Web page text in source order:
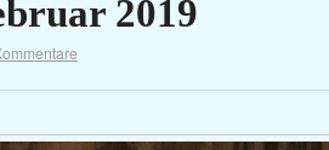
2019